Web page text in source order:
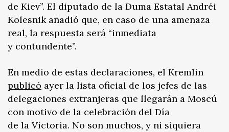
de Kiev”. El diputado de la Duma Estatal Andréi
Kolesnik añadió que, en caso de una amenaza
real, la respuesta será “inmediata
y contundente”.
En medio de estas declaraciones, el Kremlin
publicó ayer la lista oficial de los jefes de las
delegaciones extranjeras que llegarán a Moscú
con motivo de la celebración del Día
de la Victoria. No son muchos, y ni siquiera